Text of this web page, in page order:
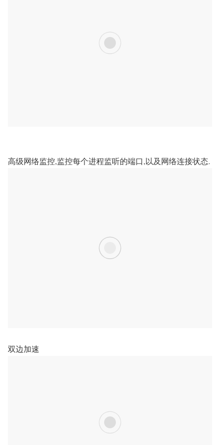
高级网络监控,监控每个进程监听的端口,以及网络连接状态.
双边加速